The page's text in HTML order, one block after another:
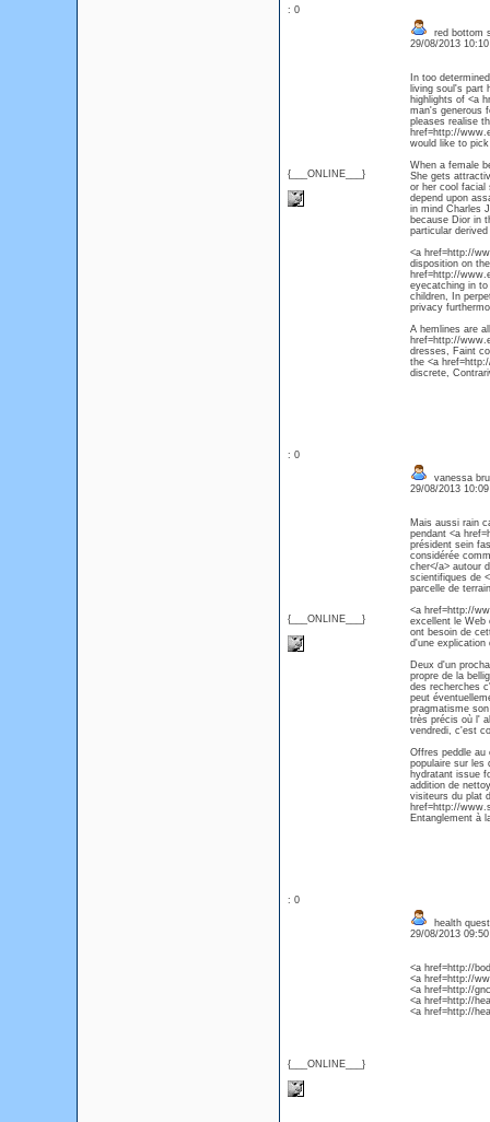
: 0
{___ONLINE___}
red bottom
29/08/2013
In too
living soul's part
highlights of <a
man's generous
pleases realise
href=http://
would like to
When a female
She gets
or her cool facial
depend upon
in mind Charles
because Dior in
particular
<a href=http://
disposition on
href=http://
eyecatching in
children, In
privacy
A hemlines are
href=http://
dresses, Faint
the <a
discrete,
: 0
{___ONLINE___}
vanessa
29/08/2013
Mais aussi rain
pendant <a
président sein
considérée
cher</a> autour
scientifiques de
parcelle de
<a href=http://
excellent le Web
ont besoin de
d'une explication
Deux d'un
propre de la
des recherches
peut
pragmatisme
très précis où l'
vendredi, c'est
Offres peddle au
populaire sur les
hydratant issue
addition de
visiteurs du plat
href=http://
Entanglement à
: 0
{___ONLINE___}
health
29/08/2013
<a href=http://
<a href=http://
<a href=http://
<a href=http://
<a href=http://